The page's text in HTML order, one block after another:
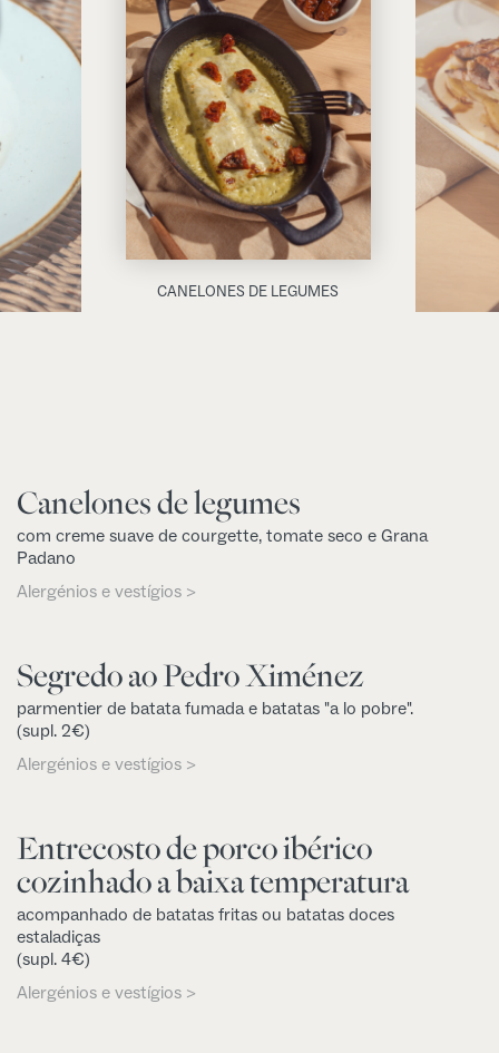
CANELONES DE LEGUMES
Canelones de legumes
com creme suave de courgette, tomate seco e Grana
Padano
Alergénios e vestígios >
Segredo ao Pedro Ximénez
parmentier de batata fumada e batatas "a lo pobre".
(supl. 2€)
Alergénios e vestígios >
Entrecosto de porco ibérico
cozinhado a baixa temperatura
acompanhado de batatas fritas ou batatas doces
estaladiças
(supl. 4€)
Alergénios e vestígios >